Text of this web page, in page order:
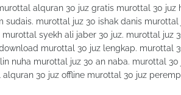
alquran 30 juz gratis murottal 30 juz
sudais. murottal juz 30 ishak danis
syekh ali jaber 30 juz. murottal juz
murottal 30 juz lengkap. murottal
nuha murottal juz 30 an naba. murottal 30
30 juz offline murottal 30 juz